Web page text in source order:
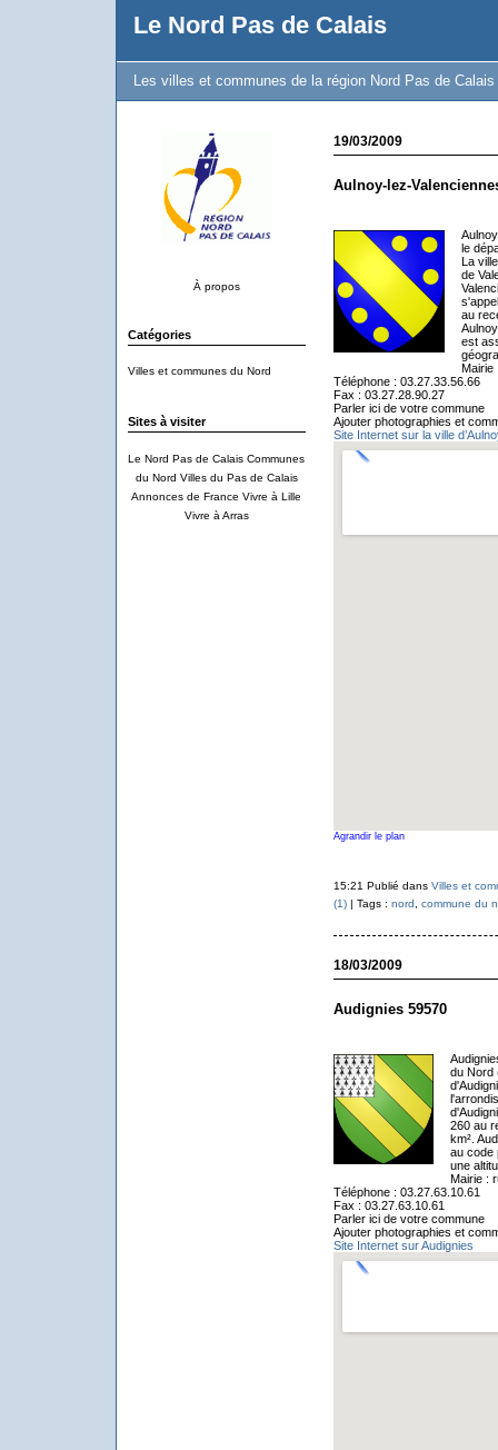
Le Nord Pas de Calais
Les villes et communes de la région Nord Pas de Calais
À propos
Catégories
Villes et communes du Nord
Sites à visiter
Le Nord Pas de Calais Communes
du Nord Villes du Pas de Calais
Annonces de France Vivre à Lille
Vivre à Arras
19/03/2009
Aulnoy-lez-
le
La
de
au
est
Mairie
Téléphone : 03.27.33.56.66
Fax : 03.27.28.90.27
Parler ici de votre commune
Ajouter photographies et
Site Internet sur la ville
Agrandir le plan
15:21 Publié dans Villes et
(1)| Tags : nord commune du
18/03/2009
Audignies 59570
du Nord
260 au
km².
au code
une
Mairie :
Téléphone : 03.27.63.10.61
Fax : 03.27.63.10.61
Parler ici de votre commune
Ajouter photographies et
Site Internet sur Audignies